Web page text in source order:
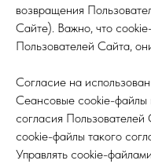
возвращения
Сайте). Важно, что
Пользователей Сайта,
Согласие на
Сеансовые cookie-файлы
согласия
cookie-файлы такого
Управлять cookie-